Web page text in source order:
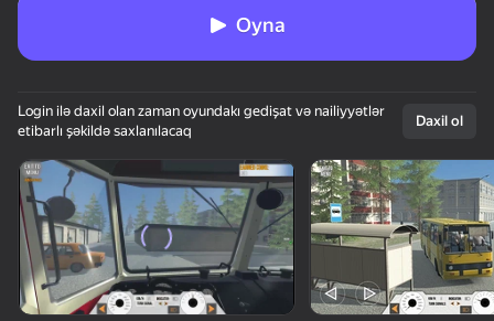
Cihazı döndərin
Oyun yalnız üfüqi
rejimdə işləyir
Oyna
Login ilə daxil olan zaman oyundakı gedişat və nailiyyətlər
etibarlı şəkildə saxlanılacaq
Daxil ol